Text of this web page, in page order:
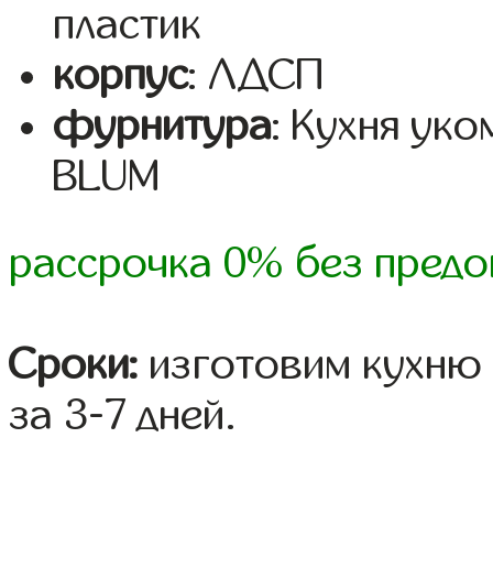
пластик
корпус: ЛДСП
фурнитура: Кухня
BLUM
рассрочка 0% без
Сроки: изготовим
за 3-7 дней.